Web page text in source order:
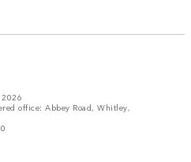
2026
office: Abbey Road, Whitley,